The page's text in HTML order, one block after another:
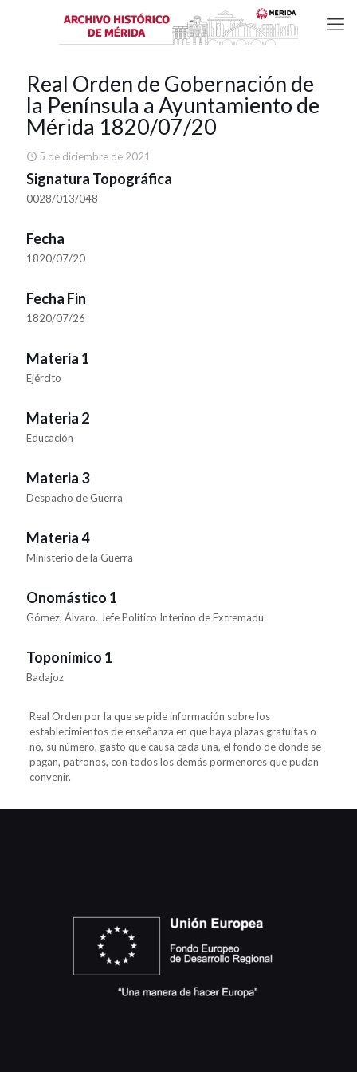
Real Orden de Gobernación de
la Península a Ayuntamiento de
Mérida 1820/07/20
5 de diciembre de 2021
Signatura Topográfica
0028/013/048
Fecha
1820/07/20
Fecha Fin
1820/07/26
Materia 1
Ejército
Materia 2
Educación
Materia 3
Despacho de Guerra
Materia 4
Ministerio de la Guerra
Onomástico 1
Gómez, Álvaro. Jefe Político Interino de Extremadu
Toponímico 1
Badajoz
Real Orden por la que se pide información sobre los
establecimientos de enseñanza en que haya plazas gratuitas o
no, su número, gasto que causa cada una, el fondo de donde se
pagan, patronos, con todos los demás pormenores que pudan
convenir.